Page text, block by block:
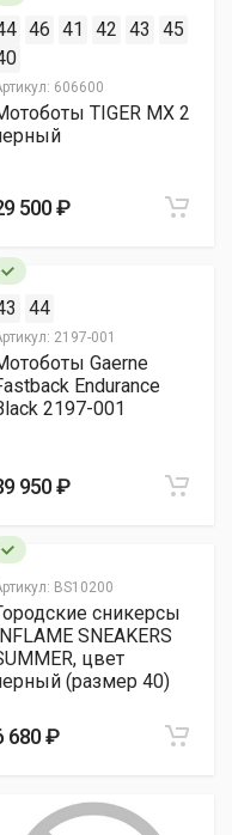
46 41 42 43
45
606600
TIGER MX 2
500 ₽
44
2197-001
Gaerne
Endurance
2197-001
950 ₽
BS10200
сникерсы
SNEAKERS
цвет
(размер 40)
680 ₽